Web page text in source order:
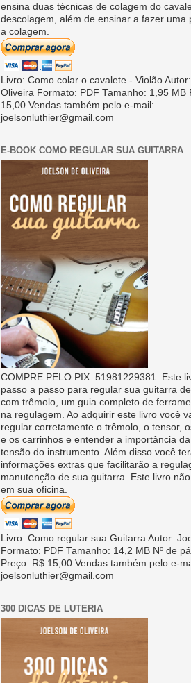
ensina duas técnicas de colagem do
descolagem, além de ensinar a fazer uma
a colagem.
Livro: Como colar o cavalete - Violão
Oliveira Formato: PDF Tamanho: 1,95 MB
15,00 Vendas também pelo e-mail:
joelsonluthier@gmail.com
E-BOOK COMO REGULAR SUA GUITARRA
COMPRE PELO PIX: 51981229381. Este
passo a passo para regular sua guitarra
com trêmolo, um guia completo de
na regulagem. Ao adquirir este livro você
regular corretamente o trêmolo, o tensor,
e os carrinhos e entender a importância
tensão do instrumento. Além disso você
informações extras que facilitarão a
manutenção de sua guitarra. Este livro
em sua oficina.
Livro: Como regular sua Guitarra Autor:
Formato: PDF Tamanho: 14,2 MB Nº de
Preço: R$ 15,00 Vendas também pelo e-
joelsonluthier@gmail.com
300 DICAS DE LUTERIA